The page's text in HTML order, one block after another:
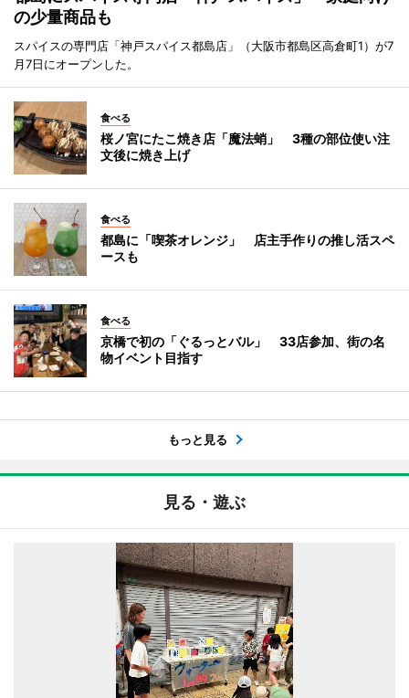
の少量商品も
スパイスの専門店「神戸スパイス都島店」（大阪市都島区高倉町1）が7
月7日にオープンした。
食べる
桜ノ宮にたこ焼き店「魔法蛸」 3種の部位使い注
文後に焼き上げ
食べる
都島に「喫茶オレンジ」 店主手作りの推し活スペ
ースも
食べる
京橋で初の「ぐるっとバル」 33店参加、街の名
物イベント目指す
もっと見る
見る・遊ぶ